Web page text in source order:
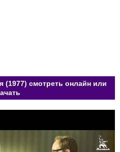
смотреть онлайн или